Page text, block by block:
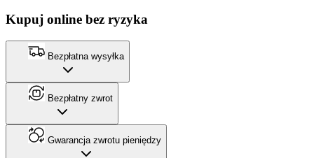
Kupuj online bez ryzyka
Bezpłatna wysyłka
Bezpłatny zwrot
Gwarancja zwrotu pieniędzy